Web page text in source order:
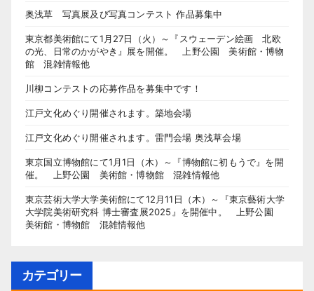
奥浅草 写真展及び写真コンテスト 作品募集中
東京都美術館にて1月27日（火）～『スウェーデン絵画 北欧
の光、日常のかがやき』展を開催。 上野公園 美術館・博物
館 混雑情報他
川柳コンテストの応募作品を募集中です！
江戸文化めぐり開催されます。築地会場
江戸文化めぐり開催されます。雷門会場 奥浅草会場
東京国立博物館にて1月1日（木）～『博物館に初もうで』を開
催。 上野公園 美術館・博物館 混雑情報他
東京芸術大学大学美術館にて12月11日（木）～『東京藝術大学
大学院美術研究科 博士審査展2025』を開催中。 上野公園
美術館・博物館 混雑情報他
カテゴリー